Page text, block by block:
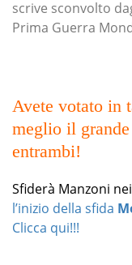
scrive sconvolto
Prima Guerra
Avete votato in
meglio il
entrambi!
Sfiderà Manzoni
l’inizio della sfida
Clicca qui!!!